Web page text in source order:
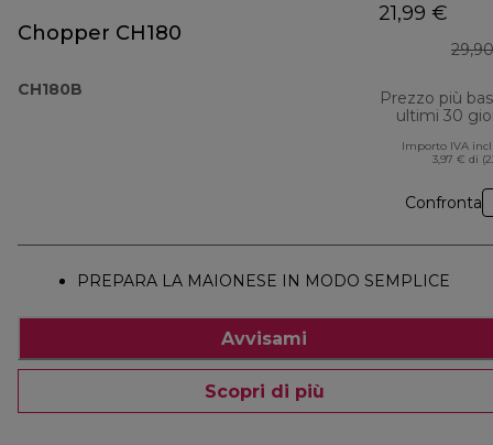
Chopper CH180
CH180B
21,99 €
Prezzo più
ultimi 30
Importo IVA
3,97 € di
Confronta
PREPARA LA MAIONESE IN MODO SEMPLICE
Avvisami
Scopri di più